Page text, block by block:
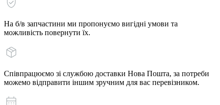
На б/в запчастини ми пропонуємо вигідні умови та
можливість повернути їх.
Співпрацюємо зі службою доставки Нова Пошта, за потреби
можемо відправити іншим зручним для вас перевізником.